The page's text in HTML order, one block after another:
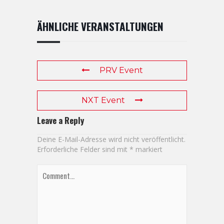
ÄHNLICHE VERANSTALTUNGEN
PRV Event
NXT Event
Leave a Reply
Deine E-Mail-Adresse wird nicht veröffentlicht.
Erforderliche Felder sind mit * markiert